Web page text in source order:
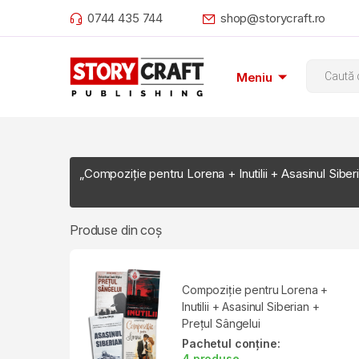
Skip to navigation
Skip to content
0744 435 744 shop@storycraft.ro
Meniu
„Compoziție pentru Lorena + Inutilii + Asasinul
Produse din coș
Compoziție pentru Lorena +
Inutilii + Asasinul Siberian +
Prețul Sângelui
Pachetul conține: